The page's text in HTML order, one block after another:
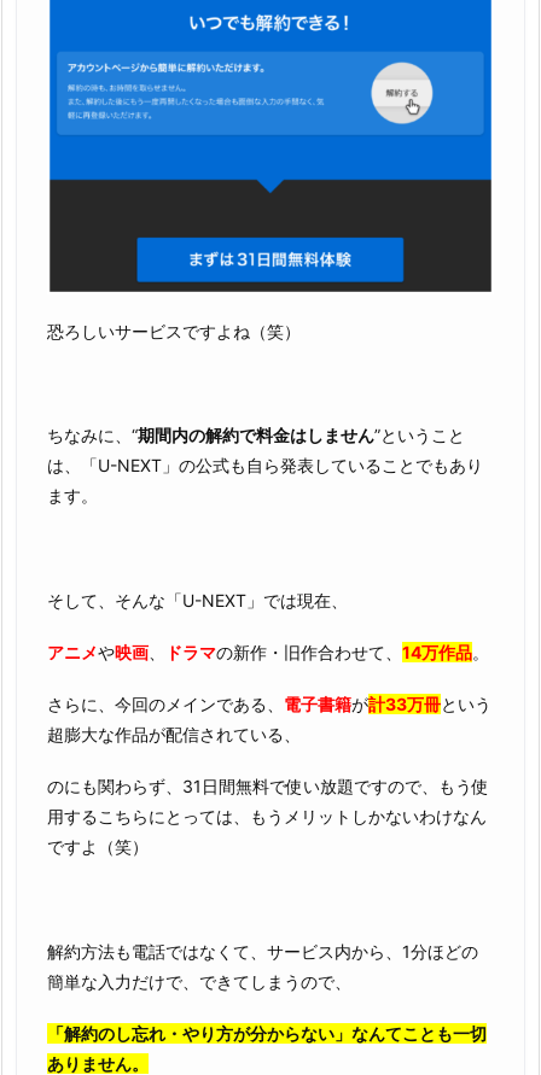
恐ろしいサービスですよね（笑）
ちなみに、“期間内の解約で料金はしません”ということ
は、「U-NEXT」の公式も自ら発表していることでもあり
ます。
そして、そんな「U-NEXT」では現在、
アニメや映画 ドラマの新作・旧作合わせて、 14万作品。
さらに、今回のメインである、 電子書籍が計33万冊という
超膨大な作品が配信されている、
のにも関わらず、31日間無料で使い放題ですので、もう使
用するこちらにとっては、もうメリットしかないわけなん
ですよ（笑）
解約方法も電話ではなくて、サービス内から、1分ほどの
簡単な入力だけで、できてしまうので、
「解約のし忘れ・やり方が分からない」なんてことも一切
ありません。